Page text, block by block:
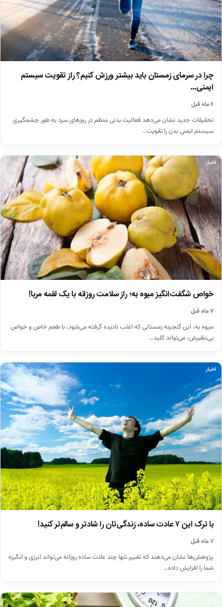
چرا در سرمای زمستان باید بیشتر ورزش کنیم؟ راز تقویت سیستم
ایمنی…
۶ ماه قبل
تحقیقات جدید نشان می‌دهد فعالیت بدنی منظم در روزهای سرد به طور چشمگیری
سیستم ایمنی بدن را تقویت…
اخبار
خواص شگفت‌انگیز میوه به؛ راز سلامت روزانه با یک لقمه مربا!
۷ ماه قبل
میوه به، این گنجینه زمستانی که اغلب نادیده گرفته می‌شود، با طعم خاص و خواص
بی‌نظیرش، می‌تواند کلید…
اخبار
با ترک این ۷ عادت ساده، زندگی‌تان را شادتر و سالم‌تر کنید!
۷ ماه قبل
پژوهش‌ها نشان می‌دهند که تغییر تنها چند عادت ساده روزانه می‌تواند انرژی و انگیزه
شما را افزایش داده…